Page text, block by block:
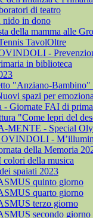
di teatro
in dono
della mamma alle
TavolOltre
-
in biblioteca
"Anziano-Bambino"
spazi per
- Giornate FAI di
"Come lepri del
MENTE - Special
-
della Memoria
della musica
spaiati 2023
quinto giorno
quarto giorno
terzo giorno
secondo giorno